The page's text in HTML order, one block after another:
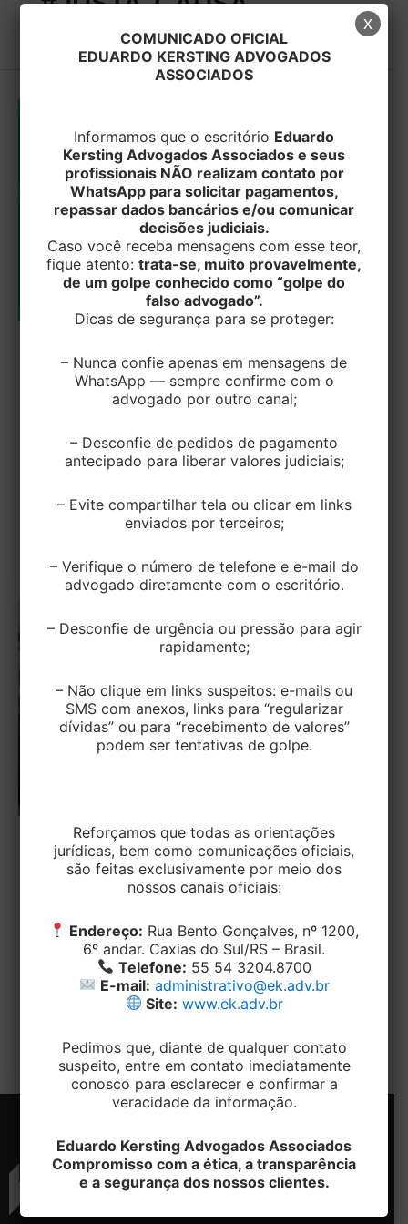
Trabalhadora integrante de CIPA tem
sua despedida por justa causa
EditorEK/12 de junho de 2023
A Justiça do Trabalho confirmou a despedida por
justa causa de uma operadora de manufaturas que
TRABALHISTA
Funcionário é demitido por justa causa
após apresentar atestado médico e
trabalhar em outros lugares
18 de abril de 2023
A Justiça do Trabalho considerou correta a
dispensa por justa causa de um trabalhador que
COMUNICADO OFICIAL
EDUARDO KERSTING ADVOGADOS
ASSOCIADOS
Informamos que o escritório Eduardo
Kersting Advogados Associados e seus
profissionais NÃO realizam contato por
WhatsApp para solicitar pagamentos,
repassar dados bancários e/ou comunicar
decisões judiciais.
Caso você receba mensagens com esse teor,
fique atento: trata-se, muito provavelmente,
de um golpe conhecido como “golpe do
falso advogado”.
Dicas de segurança para se proteger:
– Nunca confie apenas em mensagens de
WhatsApp — sempre confirme com o
advogado por outro canal;
– Desconfie de pedidos de pagamento
antecipado para liberar valores judiciais;
– Evite compartilhar tela ou clicar em links
enviados por terceiros;
– Verifique o número de telefone e e-mail do
advogado diretamente com o escritório.
– Desconfie de urgência ou pressão para agir
rapidamente;
– Não clique em links suspeitos: e-mails ou
SMS com anexos, links para “regularizar
dívidas” ou para “recebimento de valores”
podem ser tentativas de golpe.
Reforçamos que todas as orientações
jurídicas, bem como comunicações oficiais,
são feitas exclusivamente por meio dos
nossos canais oficiais:
Endereço: Rua Bento Gonçalves, nº 1200,
6º andar. Caxias do Sul/RS – Brasil.
Telefone: 55 54 3204.8700
E-mail: administrativo@ek.adv.br
Site: www.ek.adv.br
Pedimos que, diante de qualquer contato
suspeito, entre em contato imediatamente
conosco para esclarecer e confirmar a
veracidade da informação.
Eduardo Kersting Advogados Associados
Compromisso com a ética, a transparência
e a segurança dos nossos clientes.
x